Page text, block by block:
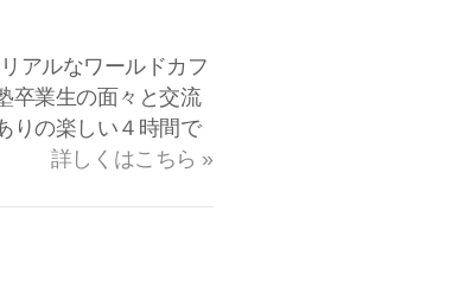
アルなワールドカフ
卒業生の面々と交流
りの楽しい４時間で
詳しくはこちら »